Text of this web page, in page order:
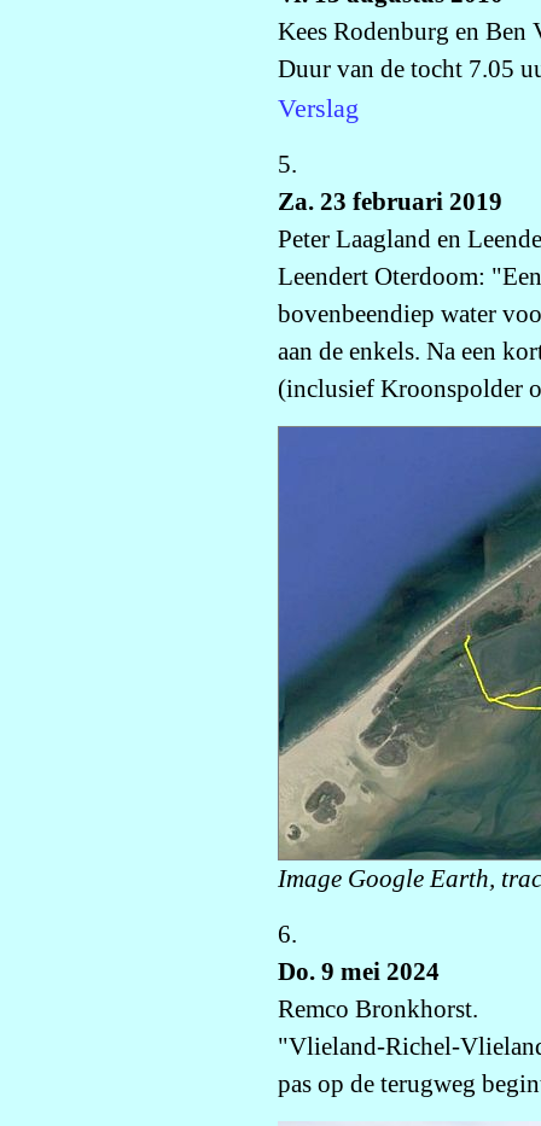
Kees Rodenburg en Ben
Duur van de tocht 7.05
Verslag
5.
Za. 23 februari 2019
Peter Laagland en
Leendert Oterdoom:
bovenbeendiep water
aan de enkels. Na een
(inclusief Kroonspolder
Image Google Earth,
6.
Do. 9 mei 2024
Remco Bronkhorst.
"Vlieland-Richel-
pas op de terugweg